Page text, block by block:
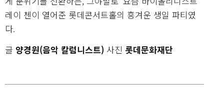
레이 첸이 열어준 롯데콘서트홀의 흥겨운 생일 파티였
다.
글 양경원(음악 칼럼니스트) 사진 롯데문화재단